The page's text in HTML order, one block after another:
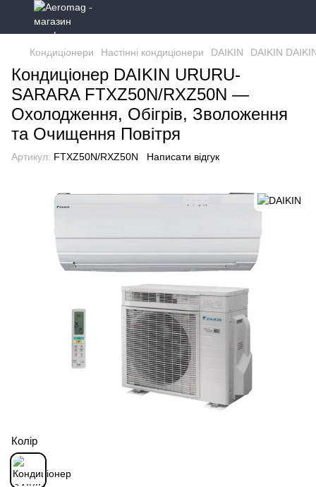
Кондиціонери Настінні кондиціонери DAIKIN DAIKIN
Кондиціонер DAIKIN URURU-
SARARA FTXZ50N/RXZ50N —
Охолодження, Обігрів, Зволоження
та Очищення Повітря
Артикул: FTXZ50N/RXZ50N Написати відгук
Колір